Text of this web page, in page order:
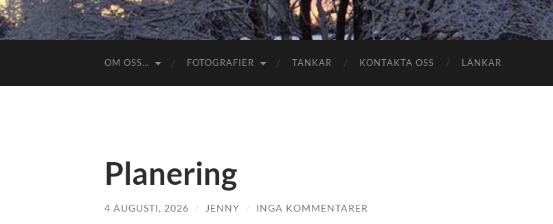
OM OSS… FOTOGRAFIER TANKAR KONTAKTA OSS LÄNKAR
Planering
4 AUGUSTI, 2026 / JENNY / INGA KOMMENTARER